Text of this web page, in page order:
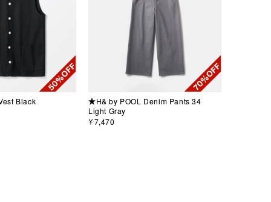
Black
★H& by POOL Denim Pants 34
Light Gray
￥7,470